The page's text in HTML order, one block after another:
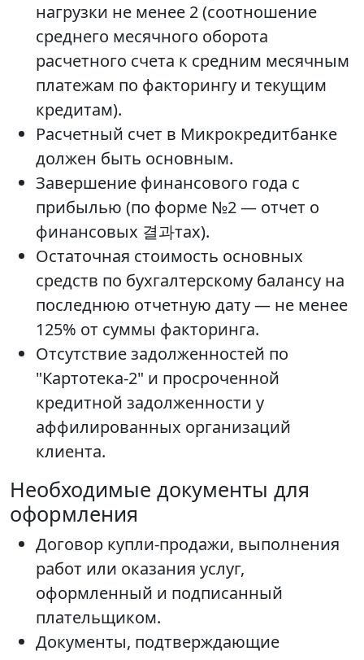
нагрузки не менее 2 (соотношение
среднего месячного оборота
расчетного счета к средним месячным
платежам по факторингу и текущим
кредитам).
Расчетный счет в Микрокредитбанке
должен быть основным.
Завершение финансового года с
прибылью (по форме №2 — отчет о
финансовых 결과тах).
Остаточная стоимость основных
средств по бухгалтерскому балансу на
последнюю отчетную дату — не менее
125% от суммы факторинга.
Отсутствие задолженностей по
"Картотека-2" и просроченной
кредитной задолженности у
аффилированных организаций
клиента.
Необходимые документы для
оформления
Договор купли-продажи, выполнения
работ или оказания услуг,
оформленный и подписанный
плательщиком.
Документы, подтверждающие